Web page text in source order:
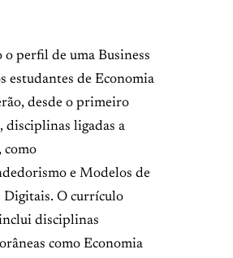
o perfil de uma Business
estudantes de Economia
desde o primeiro
disciplinas ligadas a
como
e Modelos de
Digitais. O currículo
disciplinas
como Economia